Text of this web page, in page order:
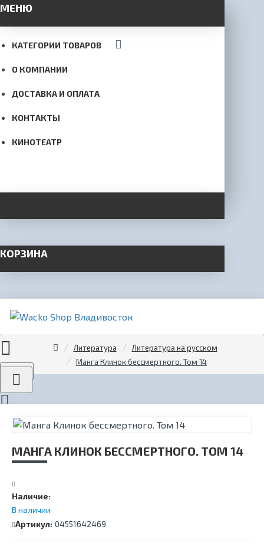
МЕНЮ
КАТЕГОРИИ ТОВАРОВ
О КОМПАНИИ
ДОСТАВКА И ОПЛАТА
КОНТАКТЫ
КИНОТЕАТР
КОРЗИНА
Menu
Литература
Литература на русском
Манга Клинок бессмертного. Том 14
МАНГА КЛИНОК БЕССМЕРТНОГО. ТОМ 14
Наличие:
В наличии
Артикул: 04551642469